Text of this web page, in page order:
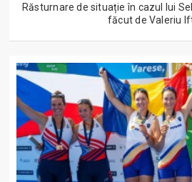
Răsturnare de situație în cazul lui
făcut de Valeriu